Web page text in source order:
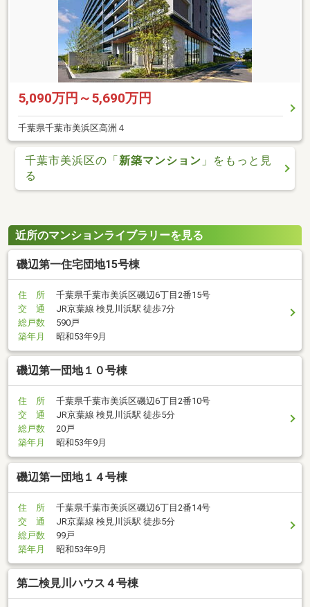
5,090万円～5,690万円
千葉県千葉市美浜区高洲４
千葉市美浜区の「新築マンション 」をもっと見
る
近所のマンションライブラリーを見る
磯辺第一住宅団地15号棟
住 所
千葉県千葉市美浜区磯辺6丁目2番15号
交 通
JR京葉線 検見川浜駅 徒歩7分
総戸数
590戸
築年月
昭和53年9月
磯辺第一団地１０号棟
住 所
千葉県千葉市美浜区磯辺6丁目2番10号
交 通
JR京葉線 検見川浜駅 徒歩5分
総戸数
20戸
築年月
昭和53年9月
磯辺第一団地１４号棟
住 所
千葉県千葉市美浜区磯辺6丁目2番14号
交 通
JR京葉線 検見川浜駅 徒歩5分
総戸数
99戸
築年月
昭和53年9月
第二検見川ハウス４号棟